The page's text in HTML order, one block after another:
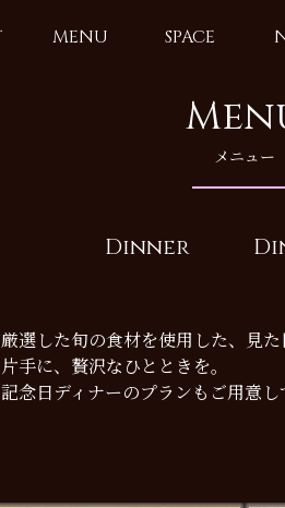
MENU SPACE
メニュー
Dinner
選した旬の食材を使用した、見た
手に、贅沢なひとときを。
念日ディナーのプランもご用意し